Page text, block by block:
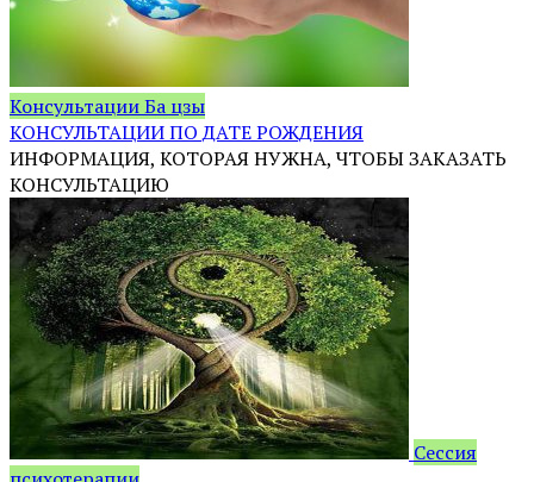
Консультации Ба цзы
КОНСУЛЬТАЦИИ ПО ДАТЕ РОЖДЕНИЯ
ИНФОРМАЦИЯ, КОТОРАЯ НУЖНА, ЧТОБЫ ЗАКАЗАТЬ
КОНСУЛЬТАЦИЮ
Сессия